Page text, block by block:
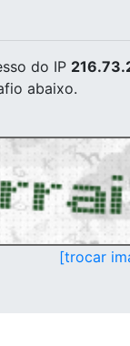
do IP
abaixo.
[trocar